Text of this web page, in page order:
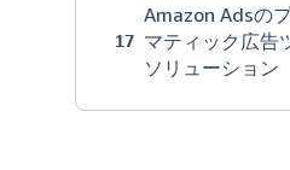
17
Amazon Adsの
マティック広告
ソリューション